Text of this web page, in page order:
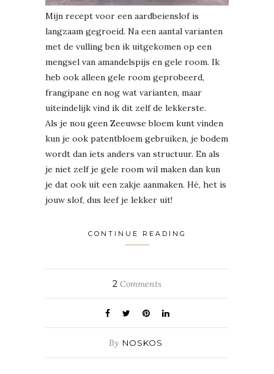
Mijn recept voor een aardbeienslof is
langzaam gegroeid. Na een aantal varianten
met de vulling ben ik uitgekomen op een
mengsel van amandelspijs en gele room. Ik
heb ook alleen gele room geprobeerd,
frangipane en nog wat varianten, maar
uiteindelijk vind ik dit zelf de lekkerste.
Als je nou geen Zeeuwse bloem kunt vinden
kun je ook patentbloem gebruiken, je bodem
wordt dan iets anders van structuur. En als
je niet zelf je gele room wil maken dan kun
je dat ook uit een zakje aanmaken. Hé, het is
jouw slof, dus leef je lekker uit!
CONTINUE READING
2 Comments
By NOSKOS